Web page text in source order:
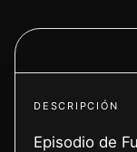
DESCRIPCIÓN
Episodio de